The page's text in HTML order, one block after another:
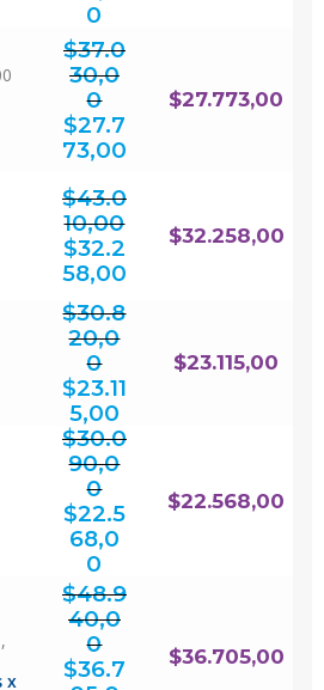
0precio
$37.0
30,0
0
El
precio
original
era:
$37.030,00.
$27.7
73,00precio
actual
es:
$27.773,00.
$27.773,00
$43.0
10,00
El
precio
original
era:
$43.010,00.
$32.2
58,00precio
actual
es:
$32.258,00.
$32.258,00
$30.8
20,0
0
El
precio
original
era:
$30.820,00.
$23.11
5,00El
precio
actual
es:
$23.115,00.
$23.115,00
$30.0
90,0
0
El
precio
original
era:
$30.090,00.
$22.5
68,0
0El
precio
$22.568,00
x
$48.9
40,0
0
El
precio
original
era:
$48.940,00.
$36.7
$36.705,00